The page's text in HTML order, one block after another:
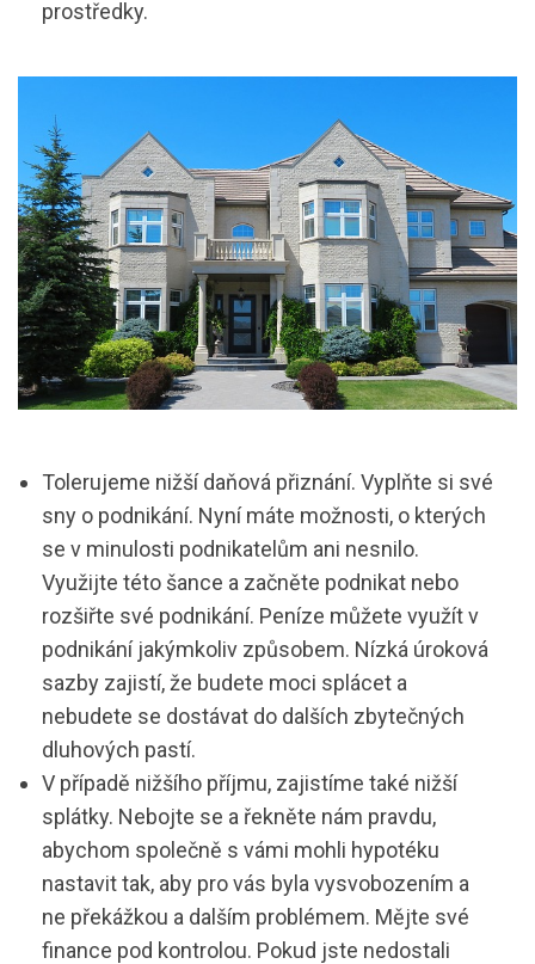
prostředky.
Tolerujeme nižší daňová přiznání. Vyplňte si své
sny o podnikání. Nyní máte možnosti, o kterých
se v minulosti podnikatelům ani nesnilo.
Využijte této šance a začněte podnikat nebo
rozšiřte své podnikání. Peníze můžete využít v
podnikání jakýmkoliv způsobem. Nízká úroková
sazby zajistí, že budete moci splácet a
nebudete se dostávat do dalších zbytečných
dluhových pastí.
V případě nižšího příjmu, zajistíme také nižší
splátky. Nebojte se a řekněte nám pravdu,
abychom společně s vámi mohli hypotéku
nastavit tak, aby pro vás byla vysvobozením a
ne překážkou a dalším problémem. Mějte své
finance pod kontrolou. Pokud jste nedostali